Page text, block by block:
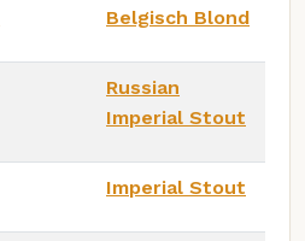
Belgisch Blond
Russian
Imperial Stout
Imperial Stout